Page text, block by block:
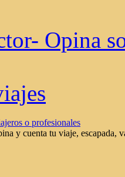
Opina
o profesionales
y cuenta tu viaje, escapada,